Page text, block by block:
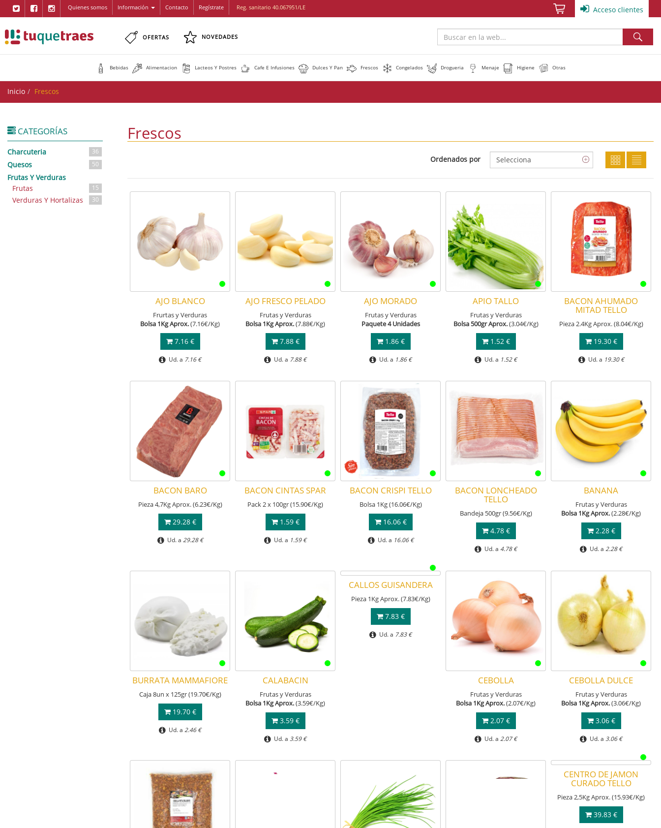
Quienes somos Información Contacto Regístrate Reg. sanitario 40.067951/LE Acceso clientes
OFERTAS NOVEDADES
Bebidas Alimentacion Lacteos Y Postres Cafe E Infusiones Dulces Y Pan Frescos Congelados Drogueria Menaje Higiene Otras
Inicio Frescos
CATEGORÍAS
Charcuteria 36
Quesos 50
Frutas Y Verduras
Frutas
15
Verduras Y Hortalizas 30
Frescos
Ordenados por
AJO BLANCO
Frurtas y Verduras
Bolsa 1Kg Aprox.(7.16€/Kg)
7.16 €
Ud. a 7.16 €
AJO FRESCO PELADO
Frutas y Verduras
Bolsa 1Kg Aprox.(7.88€/Kg)
7.88 €
Ud. a 7.88 €
AJO MORADO
Frutas y Verduras
Paquete 4 Unidades
1.86 €
Ud. a 1.86 €
APIO TALLO
Frutas y Verduras
Bolsa 500gr Aprox.(3.04€/Kg)
1.52 €
Ud. a 1.52 €
BACON AHUMADO
MITAD TELLO
Pieza 2.4Kg Aprox. (8.04€/Kg)
19.30 €
Ud. a 19.30 €
BACON BARO
Pieza 4,7Kg Aprox. (6.23€/Kg)
29.28 €
Ud. a 29.28 €
BACON CINTAS SPAR
Pack 2 x 100gr (15.90€/Kg)
1.59 €
Ud. a 1.59 €
BACON CRISPI TELLO
Bolsa 1Kg (16.06€/Kg)
16.06 €
Ud. a 16.06 €
BACON LONCHEADO
TELLO
Bandeja 500gr (9.56€/Kg)
4.78 €
Ud. a 4.78 €
BANANA
Frutas y Verduras
Bolsa 1Kg Aprox.(2.28€/Kg)
2.28 €
Ud. a 2.28 €
BURRATA MAMMAFIORE
Caja 8un x 125gr (19.70€/Kg)
19.70 €
Ud. a 2.46 €
CALABACIN
Frutas y Verduras
Bolsa 1Kg Aprox.(3.59€/Kg)
3.59 €
Ud. a 3.59 €
CALLOS GUISANDERA
Pieza 1Kg Aprox. (7.83€/Kg)
7.83 €
Ud. a 7.83 €
CEBOLLA
Frutas y Verduras
Bolsa 1Kg Aprox.(2.07€/Kg)
2.07 €
Ud. a 2.07 €
CEBOLLA DULCE
Frutas y Verduras
Bolsa 1Kg Aprox.(3.06€/Kg)
3.06 €
Ud. a 3.06 €